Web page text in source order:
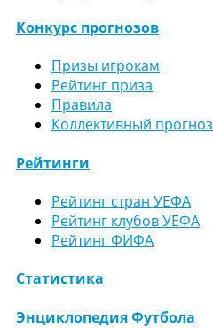
Конкурс прогнозов
Призы игрокам
Рейтинг приза
Правила
Коллективный прогноз
Рейтинги
Рейтинг стран УЕФА
Рейтинг клубов УЕФА
Рейтинг ФИФА
Статистика
Энциклопедия Футбола